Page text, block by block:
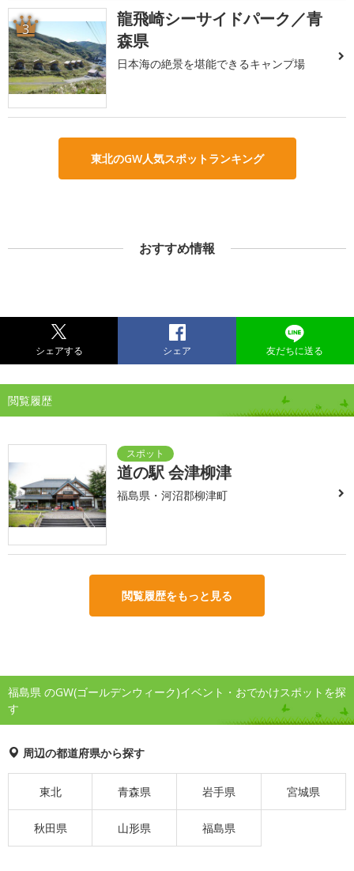
3
龍飛崎シーサイドパーク／青
森県
日本海の絶景を堪能できるキャンプ場
東北のGW人気スポットランキング
おすすめ情報
シェアする シェア 友だちに送る
閲覧履歴
道の駅 会津柳津
福島県・河沼郡柳津町
閲覧履歴をもっと見る
福島県 のGW(ゴールデンウィーク)イベント・おでかけスポットを探
す
周辺の都道府県から探す
東北 青森県 岩手県 宮城県
秋田県 山形県 福島県